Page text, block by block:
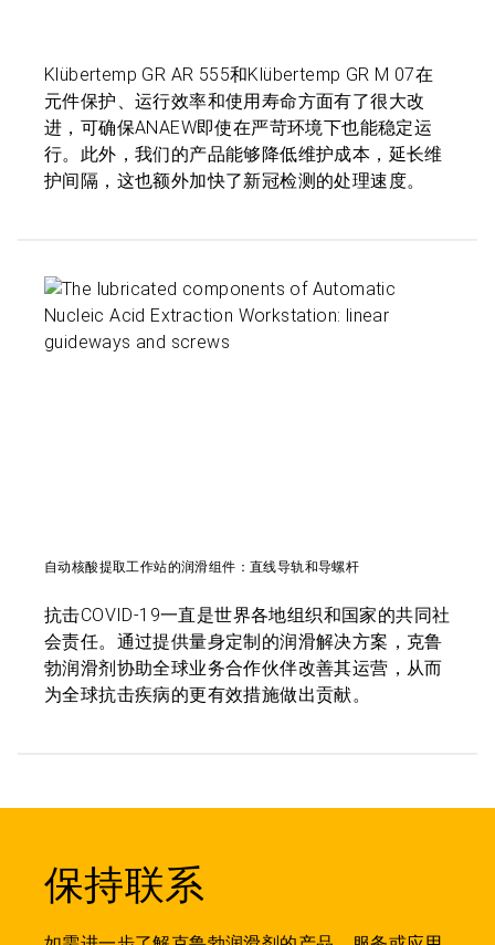
Klübertemp GR AR 555和Klübertemp GR M 07在
元件保护、运行效率和使用寿命方面有了很大改
进，可确保ANAEW即使在严苛环境下也能稳定运
行。此外，我们的产品能够降低维护成本，延长维
护间隔，这也额外加快了新冠检测的处理速度。
自动核酸提取工作站的润滑组件：直线导轨和导螺杆
抗击COVID-19一直是世界各地组织和国家的共同社
会责任。通过提供量身定制的润滑解决方案，克鲁
勃润滑剂协助全球业务合作伙伴改善其运营，从而
为全球抗击疾病的更有效措施做出贡献。
保持联系